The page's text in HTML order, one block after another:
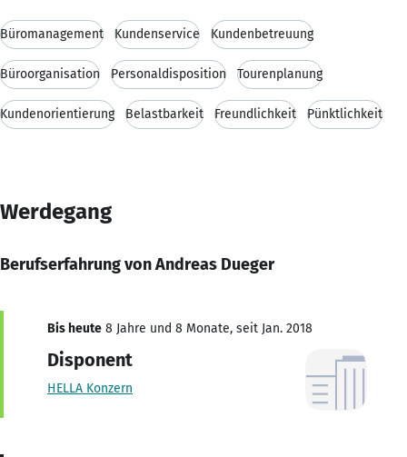
Büromanagement Kundenservice Kundenbetreuung
Büroorganisation Personaldisposition Tourenplanung
Kundenorientierung Belastbarkeit Freundlichkeit Pünktlichkeit
Werdegang
Berufserfahrung von Andreas Dueger
Bis heute 8 Jahre und 8 Monate, seit Jan. 2018
Disponent
HELLA Konzern